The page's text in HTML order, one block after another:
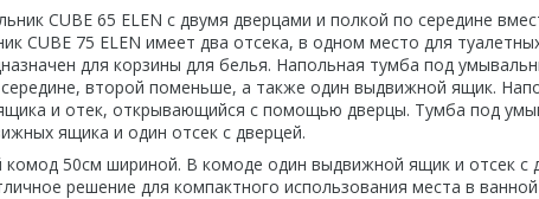
CUBE 65 ELEN с двумя дверцами и полкой по середине
CUBE 75 ELEN имеет два отсека, в одном место для
для корзины для белья. Напольная тумба под
второй поменьше, а также один выдвижной ящик.
и отек, открывающийся с помощью дверцы. Тумба под
ящика и один отсек с дверцей.
50см шириной. В комоде один выдвижной ящик и отсек с
решение для компактного использования места в